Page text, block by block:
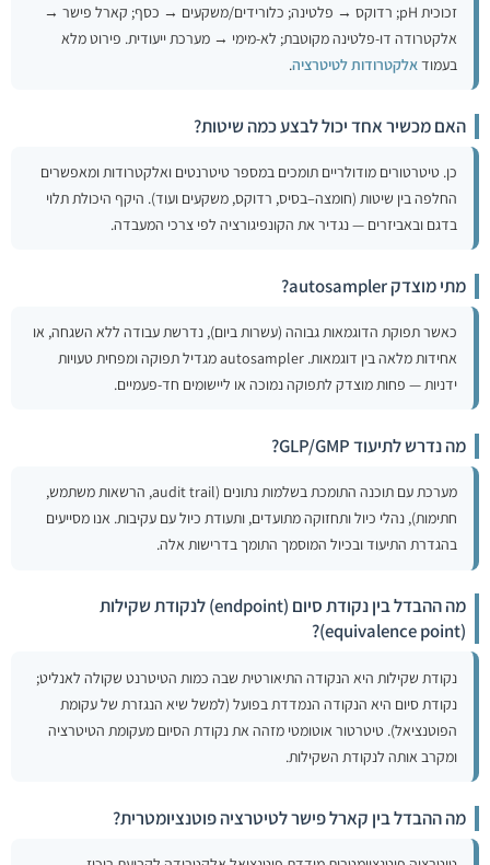
זכוכית pH; רדוקס → פלטינה; כלורידים/משקעים → כסף; קארל פישר →
אלקטרודה דו-פלטינה מקוטבת; לא-מימי → מערכת ייעודית. פירוט מלא
בעמודאלקטרודות לטיטרציה.
האם מכשיר אחד יכול לבצע כמה שיטות?
כן. טיטרטורים מודולריים תומכים במספר טיטרנטים ואלקטרודות ומאפשרים
החלפה בין שיטות (חומצה–בסיס, רדוקס, משקעים ועוד). היקף היכולת תלוי
בדגם ובאביזרים — נגדיר את הקונפיגורציה לפי צרכי המעבדה.
מתי מוצדק autosampler?
כאשר תפוקת הדוגמאות גבוהה (עשרות ביום), נדרשת עבודה ללא השגחה, או
אחידות מלאה בין דוגמאות. autosampler מגדיל תפוקה ומפחית טעויות
ידניות — פחות מוצדק לתפוקה נמוכה או ליישומים חד-פעמיים.
מה נדרש לתיעוד GLP/GMP?
מערכת עם תוכנה התומכת בשלמות נתונים (audit trail, הרשאות משתמש,
חתימות), נהלי כיול ותחזוקה מתועדים, ותעודת כיול עם עקיבות. אנו מסייעים
בהגדרת התיעוד ובכיול המוסמך התומך בדרישות אלה.
מה ההבדל בין נקודת סיום (endpoint) לנקודת שקילות
(equivalence point)?
נקודת שקילות היא הנקודה התיאורטית שבה כמות הטיטרנט שקולה לאנליט;
נקודת סיום היא הנקודה הנמדדת בפועל (למשל שיא הנגזרת של עקומת
הפוטנציאל). טיטרטור אוטומטי מזהה את נקודת הסיום מעקומת הטיטרציה
ומקרב אותה לנקודת השקילות.
מה ההבדל בין קארל פישר לטיטרציה פוטנציומטרית?